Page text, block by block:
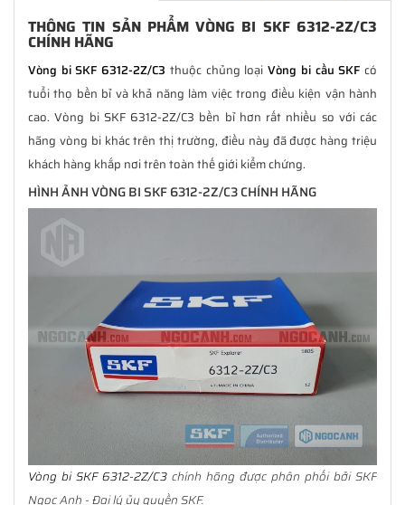
THÔNG TIN SẢN PHẨM VÒNG BI SKF 6312-2Z/C3
CHÍNH HÃNG
Vòng bi SKF 6312-2Z/C3 thuộc chủng loạiVòng bi cầu SKF có
tuổi thọ bền bỉ và khả năng làm việc trong điều kiện vận hành
cao. Vòng bi SKF 6312-2Z/C3 bền bỉ hơn rất nhiều so với các
hãng vòng bi khác trên thị trường, điều này đã được hàng triệu
khách hàng khắp nơi trên toàn thế giới kiểm chứng.
HÌNH ẢNH VÒNG BI SKF 6312-2Z/C3 CHÍNH HÃNG
Vòng bi SKF 6312-2Z/C3 chính hãng được phân phối bởi SKF
Ngọc Anh - Đại lý ủy quyền SKF.